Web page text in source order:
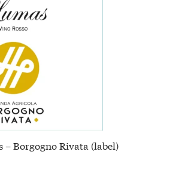
– Borgogno Rivata (label)